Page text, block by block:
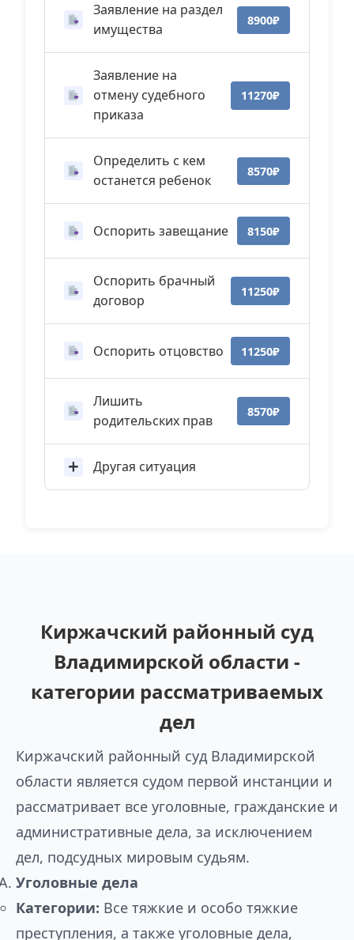
Заявление на раздел
имущества
8900₽
Заявление на
отмену судебного
приказа
11270₽
Определить с кем
останется ребенок
8570₽
Оспорить завещание 8150₽
Оспорить брачный
договор
11250₽
Оспорить отцовство 11250₽
Лишить
родительских прав
8570₽
Другая ситуация
Киржачский районный суд
Владимирской области -
категории рассматриваемых
дел
Киржачский районный суд Владимирской
области является судом первой инстанции и
рассматривает все уголовные, гражданские и
административные дела, за исключением
дел, подсудных мировым судьям.
Уголовные дела
Категории: Все тяжкие и особо тяжкие
преступления, а также уголовные дела,